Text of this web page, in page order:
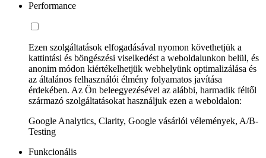
Performance
Ezen szolgáltatások elfogadásával nyomon követhetjük a
kattintási és böngészési viselkedést a weboldalunkon belül, és
anonim módon kiértékelhetjük webhelyünk optimalizálása és
az általános felhasználói élmény folyamatos javítása
érdekében. Az Ön beleegyezésével az alábbi, harmadik féltől
származó szolgáltatásokat használjuk ezen a weboldalon:
Google Analytics, Clarity, Google vásárlói vélemények, A/B-
Testing
Funkcionális